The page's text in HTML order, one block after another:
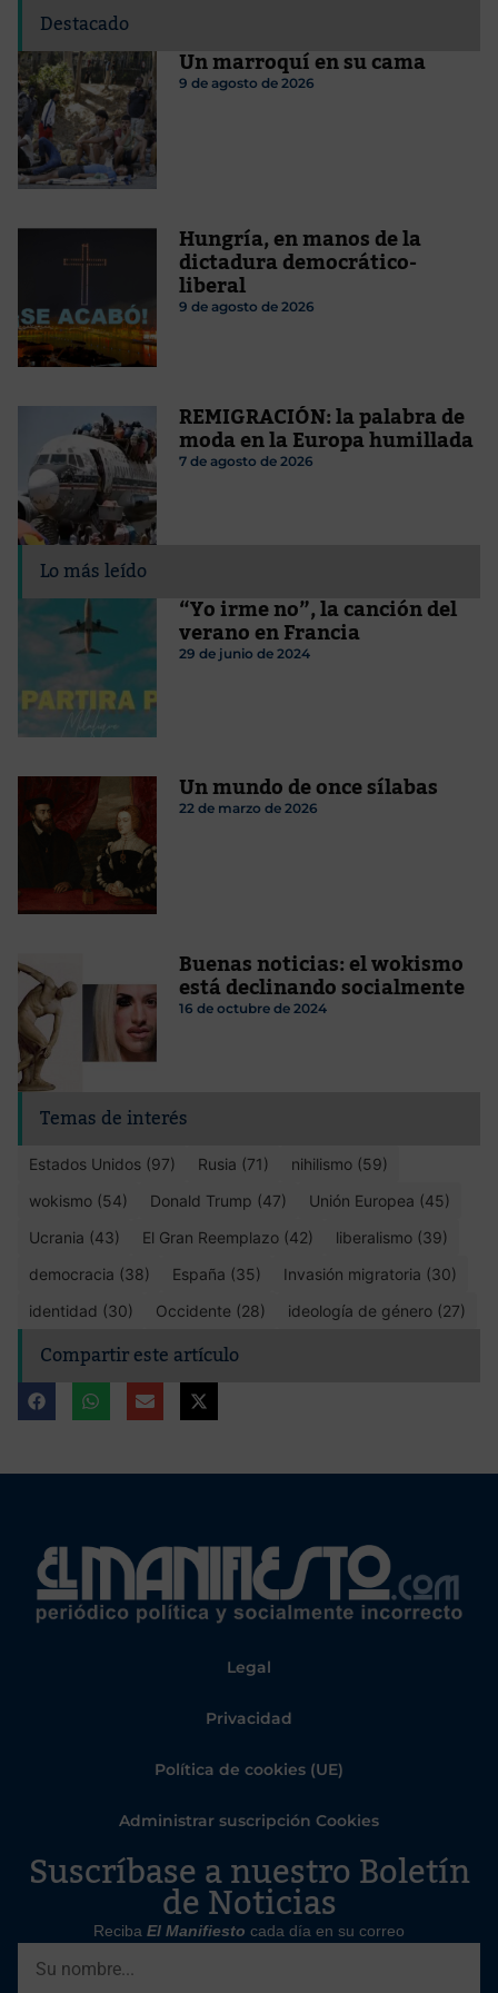
Destacado
Un marroquí en su cama
9 de agosto de 2026
Hungría, en manos de la
dictadura democrático-
liberal
9 de agosto de 2026
REMIGRACIÓN: la palabra de
moda en la Europa humillada
7 de agosto de 2026
Lo más leído
“Yo irme no”, la canción del
verano en Francia
29 de junio de 2024
Un mundo de once sílabas
22 de marzo de 2026
Buenas noticias: el wokismo
está declinando socialmente
16 de octubre de 2024
Temas de interés
Estados Unidos (97) Rusia (71)
nihilismo (59)
wokismo (54)
Donald Trump (47)
Unión Europea (45)
Ucrania (43)
El Gran Reemplazo (42)
liberalismo (39)
democracia (38)
España (35)
Invasión migratoria (30)
identidad (30)
Occidente (28) ideología de género (27)
Compartir este artículo
Legal
Privacidad
Política de cookies (UE)
Administrar suscripción Cookies
Suscríbase a nuestro Boletín
de Noticias
Reciba El Manifiesto cada día en su correo